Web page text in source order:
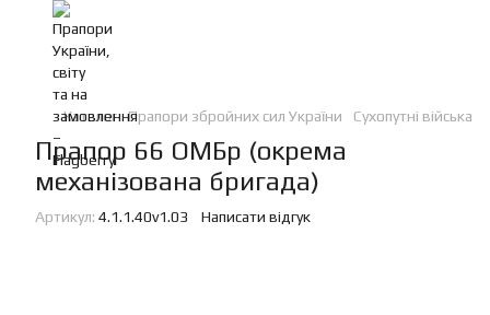
Каталог Прапори збройних сил України Сухопутні війська
Прапор 66 ОМБр (окрема
механізована бригада)
Артикул: 4.1.1.40v1.03 Написати відгук